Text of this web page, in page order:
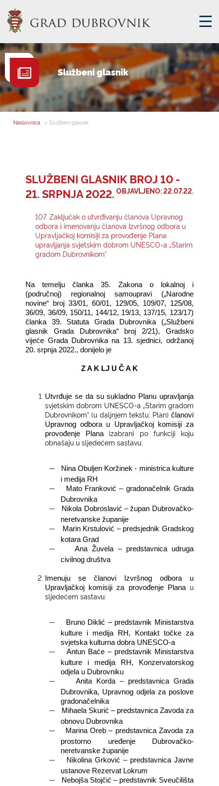
GRADSKA UPRAVA
GRADONAČELNIK
MJESNA SAMOUPRAVA
E-USLUGE
KONTAKTI
Službeni glasnik
Naslovnica > Službeni glasnik
SLUŽBENI GLASNIK BROJ 10 -
21. SRPNJA 2022. OBJAVLJENO: 22.07.22.
107. Zaključak o utvrđivanju članova Upravnog
odbora i imenovanju članova Izvršnog odbora u
Upravljačkoj komisiji za provođenje Plana
upravljanja svjetskim dobrom UNESCO-a „Starim
gradom Dubrovnikom“
Na temelju članka 35. Zakona o lokalnoj i
(područnoj) regionalnoj samoupravi („Narodne
novine“ broj33/01,60/01, 129/05, 109/07, 125/08,
36/09, 36/09, 150/11, 144/12, 19/13, 137/15, 123/17)
članka 39. Statuta Grada Dubrovnika („Službeni
glasnik Grada Dubrovnika“ broj 2/21), Gradsko
vijeće Grada Dubrovnika na 13. sjednici, održanoj
20. srpnja 2022., donijelo je
Z A K LJ U Č A K
Utvrđuje se da su sukladno Planu upravljanja
svjetskim dobrom UNESCO-a „Starim gradom
Dubrovnikom“ (u daljnjem tekstu: Plan)članovi
Upravnog odbora u Upravljačkoj komisiji za
provođenje Plana izabrani po funkciji koju
obnašaju u sljedećem sastavu:
―
Nina Obuljen Koržinek - ministrica kulture
i medija RH
―
Mato Franković – gradonačelnik Grada
Dubrovnika
―
Nikola Dobroslavić – župan Dubrovačko-
neretvanske županije
―
Marin Krstulović – predsjednik Gradskog
kotara Grad
―
Ana Žuvela – predstavnica udruga
civilnog društva
Imenuju se članovi Izvršnog odbora u
Upravljačkoj komisiji za provođenje Plana u
sljedećem sastavu:
―
Bruno Diklić – predstavnik Ministarstva
kulture i medija RH, Kontakt točke za
svjetska kulturna dobra UNESCO-a
―
Antun Baće – predstavnik Ministarstva
kulture i medija RH, Konzervatorskog
odjela u Dubrovniku
―
Anita Korda – predstavnica Grada
Dubrovnika, Upravnog odjela za poslove
gradonačelnika
―
Mihaela Skurić – predstavnica Zavoda za
obnovu Dubrovnika
―
Marina Oreb – predstavnica Zavoda za
prostorno uređenje Dubrovačko-
neretvanske županije
―
Nikolina Grković – predstavnica Javne
ustanove Rezervat Lokrum
―
Nebojša Stojčić – predstavnik Sveučilišta